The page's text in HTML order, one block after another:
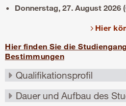
Donnerstag, 27. August 2026
Hier
Hier finden Sie die
Bestimmungen